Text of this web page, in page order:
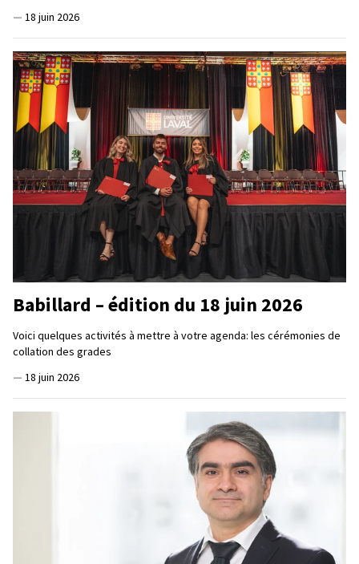
— 18 juin 2026
Babillard – édition du 18 juin 2026
Voici quelques activités à mettre à votre agenda: les cérémonies de
collation des grades
— 18 juin 2026